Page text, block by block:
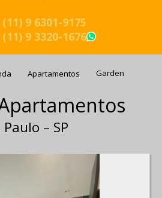
(11) 9 6301-9175
(11) 9 3320-1676
Apartamentos Garden
Apartamentos
– SP